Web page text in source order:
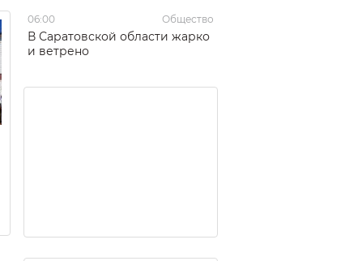
06:00 Общество
В Саратовской области жарко
и ветрено